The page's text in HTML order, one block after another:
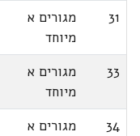
31
מגורים א
מיוחד
33
מגורים א
מיוחד
34
מגורים א